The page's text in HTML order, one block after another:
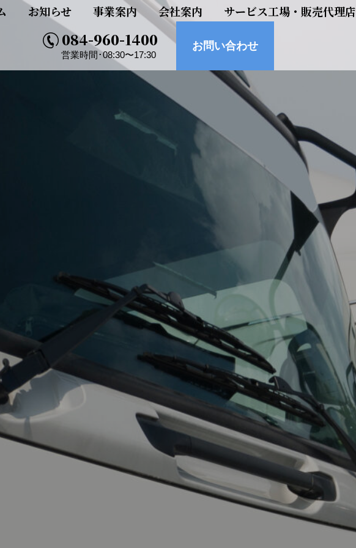
お知らせ 事業案内 会社案内 サービス工場・販売代理店
084-960-1400
営業時間･08:30〜17:30
お問い合わせ